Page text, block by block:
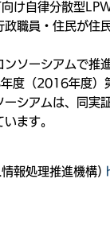
け自律分散型
職員・住民が住
ソーシアムで推
度（2016年度
シアムは、同実
ます。
報処理推進機構)